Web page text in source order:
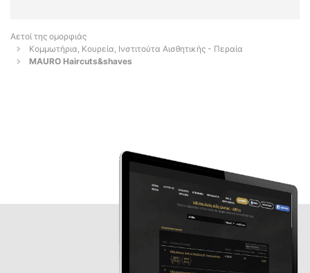
Αετοί της ομορφιάς
Κομμωτήρια, Κουρεία, Ινστιτούτα Αισθητικής - Περαία
MAURO Haircuts&shaves